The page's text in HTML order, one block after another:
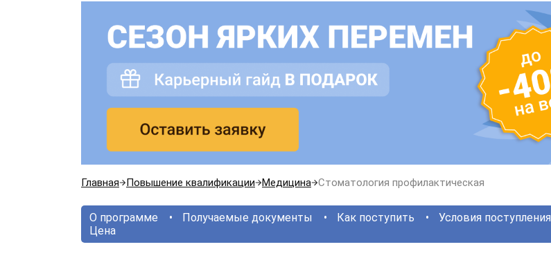
Главная Повышение квалификации Медицина Стоматология профилактическая
О программе Получаемые документы Как поступить
Условия поступления
Цена